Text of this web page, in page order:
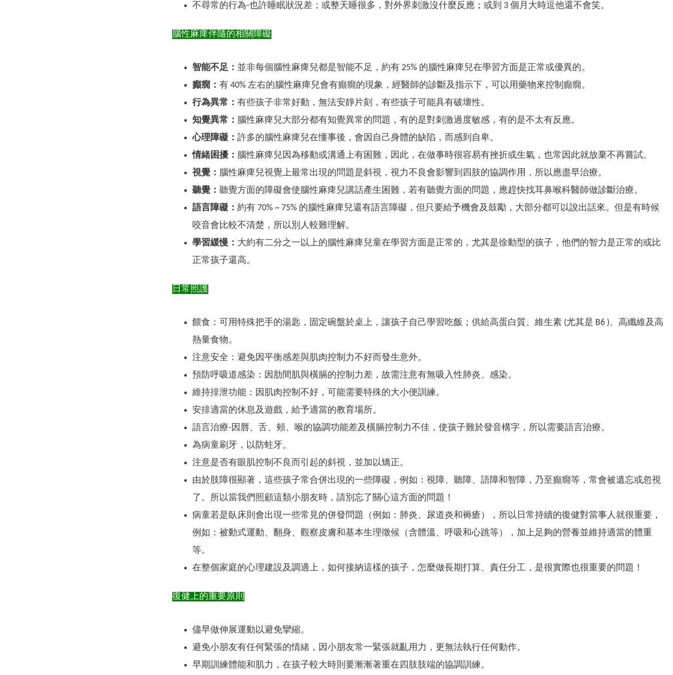
不尋常的行為-也許睡眠狀況差；或整天睡很多，對外界刺激沒什麼反應；或到 3 個月大時逗他還不會笑。
腦性麻痺伴隨的相關障礙
智能不足： 並非每個腦性麻痺兒都是智能不足，約有 25% 的腦性麻痺兒在學習方面是正常或優異的。
癲癇： 有 40% 左右的腦性麻痺兒會有癲癇的現象，經醫師的診斷及指示下，可以用藥物來控制癲癇。
行為異常： 有些孩子非常好動，無法安靜片刻，有些孩子可能具有破壞性。
知覺異常： 腦性麻痺兒大部分都有知覺異常的問題，有的是對刺激過度敏感，有的是不太有反應。
心理障礙： 許多的腦性麻痺兒在懂事後，會因自己身體的缺陷，而感到自卑。
情緒困擾： 腦性麻痺兒因為移動或溝通上有困難，因此，在做事時很容易有挫折或生氣，也常因此就放棄不再嘗試。
視覺： 腦性麻痺兒視覺上最常出現的問題是斜視，視力不良會影響到四肢的協調作用，所以應盡早治療。
聽覺： 聽覺方面的障礙會使腦性麻痺兒講話產生困難，若有聽覺方面的問題，應趕快找耳鼻喉科醫師做診斷治療。
語言障礙： 約有 70% ~ 75% 的腦性麻痺兒還有語言障礙，但只要給予機會及鼓勵，大部分都可以說出話來。但是有時候
咬音會比較不清楚，所以別人較難理解。
學習緩慢： 大約有二分之一以上的腦性麻痺兒童在學習方面是正常的，尤其是徐動型的孩子，他們的智力是正常的或比
正常孩子還高。
日常照護
餵食：可用特殊把手的湯匙，固定碗盤於桌上，讓孩子自己學習吃飯；供給高蛋白質、維生素 (尤其是 B6 )、高纖維及高
熱量食物。
注意安全：避免因平衡感差與肌肉控制力不好而發生意外。
預防呼吸道感染：因肋間肌與橫膈的控制力差，故需注意有無吸入性肺炎、感染。
維持排泄功能：因肌肉控制不好，可能需要特殊的大小便訓練。
安排適當的休息及遊戲，給予適當的教育場所。
語言治療-因唇、舌、頰、喉的協調功能差及橫膈控制力不佳，使孩子難於發音構字，所以需要語言治療。
為病童刷牙，以防蛀牙。
注意是否有眼肌控制不良而引起的斜視，並加以矯正。
由於肢障很顯著，這些孩子常合併出現的一些障礙，例如：視障、聽障、語障和智障，乃至癲癇等，常會被遺忘或忽視
了。所以當我們照顧這類小朋友時，請別忘了關心這方面的問題！
病童若是臥床則會出現一些常見的併發問題（例如：肺炎、尿道炎和褥瘡），所以日常持續的復健對當事人就很重要，
例如：被動式運動、翻身、觀察皮膚和基本生理徵候（含體溫、呼吸和心跳等），加上足夠的營養並維持適當的體重
等。
在整個家庭的心理建設及調適上，如何接納這樣的孩子，怎麼做長期打算、責任分工，是很實際也很重要的問題！
復健上的重要原則
儘早做伸展運動以避免攣縮。
避免小朋友有任何緊張的情緒，因小朋友常一緊張就亂用力，更無法執行任何動作。
早期訓練體能和肌力，在孩子較大時則要漸漸著重在四肢肢端的協調訓練。